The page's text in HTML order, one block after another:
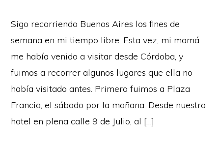
Sigo recorriendo Buenos Aires los fines de
semana en mi tiempo libre. Esta vez, mi mamá
me había venido a visitar desde Córdoba, y
fuimos a recorrer algunos lugares que ella no
había visitado antes. Primero fuimos a Plaza
Francia, el sábado por la mañana. Desde nuestro
hotel en plena calle 9 de Julio, al […]